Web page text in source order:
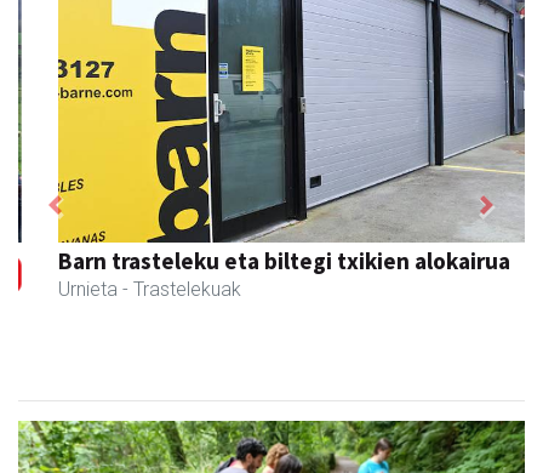
Barn trasteleku eta biltegi txikien alokairua
Urnieta - Trastelekuak
Previous Next